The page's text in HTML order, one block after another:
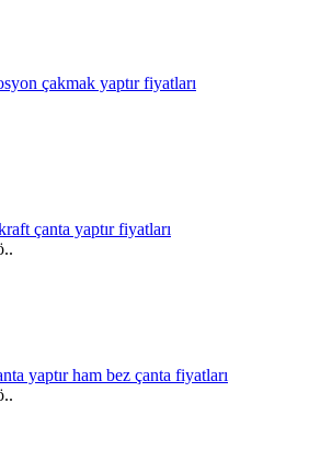
çakmak yaptır fiyatları
çanta yaptır fiyatları
yaptır ham bez çanta fiyatları